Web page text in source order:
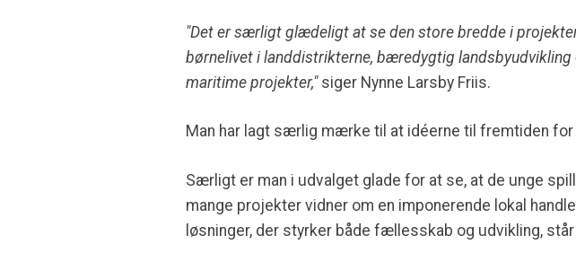
"Det er særligt glædeligt at se den store bredde i
børnelivet i landdistrikterne, bæredygtig
maritime projekter,"siger Nynne Larsby Friis.
Man har lagt særlig mærke til at idéerne til fremtiden for
Særligt er man i udvalget glade for at se, at de unge
mange projekter vidner om en imponerende lokal
løsninger, der styrker både fællesskab og udvikling,